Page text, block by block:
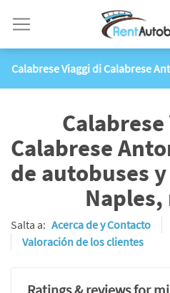
Calabrese Viaggi di Calabrese
Calabrese
de autobuses
Salta a: Acerca de y Contacto
Valoración de los clientes